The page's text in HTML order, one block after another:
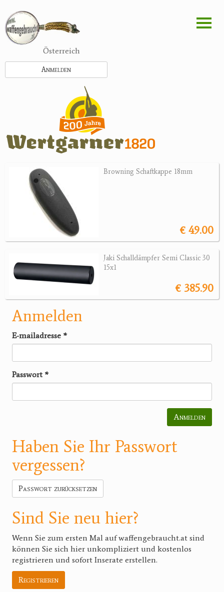
zum
Inhalt
Österreich
Anmelden
Browning Schaftkappe 18mm
€ 49.00
Jaki Schalldämpfer Semi Classic 30
15x1
€ 385.90
Anmelden
E-mailadresse *
Passwort *
Anmelden
Haben Sie Ihr Passwort
vergessen?
Passwort zurücksetzen
Sind Sie neu hier?
Wenn Sie zum ersten Mal auf waffengebraucht.at sind
können Sie sich hier unkompliziert und kostenlos
registrieren und sofort Inserate erstellen.
Registrieren